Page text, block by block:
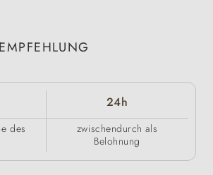
24h
des
zwischendurch als
Belohnung